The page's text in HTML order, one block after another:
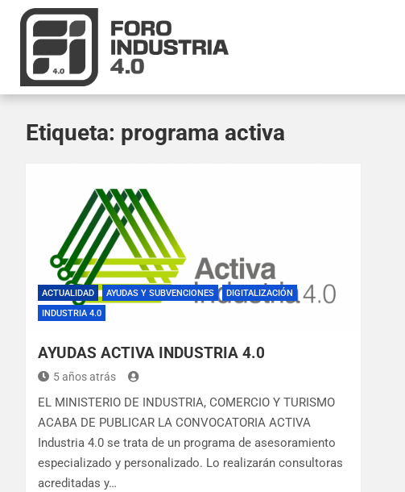
Etiqueta: programa activa
ACTUALIDAD AYUDAS Y SUBVENCIONES
DIGITALIZACIÓN
INDUSTRIA 4.0
AYUDAS ACTIVA INDUSTRIA 4.0
5 años atrás
EL MINISTERIO DE INDUSTRIA, COMERCIO Y TURISMO
ACABA DE PUBLICAR LA CONVOCATORIA ACTIVA
Industria 4.0 se trata de un programa de asesoramiento
especializado y personalizado. Lo realizarán consultoras
acreditadas y…